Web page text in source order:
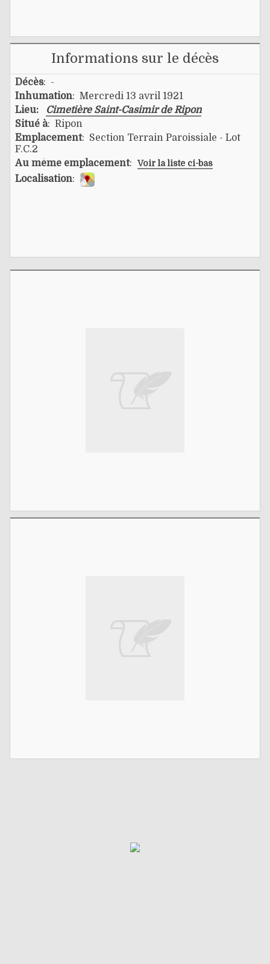
Informations sur le décès
Décès: -
Inhumation: Mercredi 13 avril 1921
Lieu:
Cimetière Saint-Casimir de Ripon
Situé à: Ripon
Emplacement: Section Terrain Paroissiale - Lot
F.C.2
Au même emplacement: Voir la liste ci-bas
Localisation: